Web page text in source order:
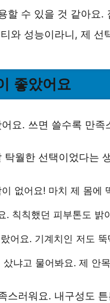
할 수 있을 것 같아요.
와 성능이라니, 제 선
좋았어요
요. 쓰면 쓸수록 만족
월한 선택이었다는
없어요! 마치 제 몸에
. 칙칙했던 피부톤도 밝
어요. 기계치인 저도
냐고 물어봐요. 제 안
스러워요. 내구성도